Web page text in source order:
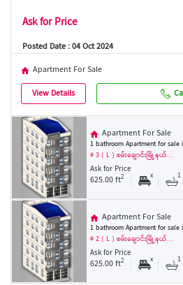
Ask for Price
Posted Date : 04 Oct 2024
Apartment For Sale
View Details
Apartment For Sale
1 bathroom Apartment for sale
# 3 ( L ) စမ်းချောင်းမြို့နယ်…
Ask for Price
625.00 ft2 x 1
Apartment For Sale
1 bathroom Apartment for sale
# 2 ( L ) စမ်းချောင်းမြို့နယ်…
Ask for Price
625.00 ft2 x 1